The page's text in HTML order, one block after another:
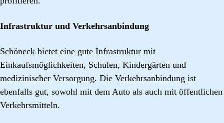
Infrastruktur und Verkehrsanbindung
Schöneck bietet eine gute Infrastruktur mit
Einkaufsmöglichkeiten, Schulen, Kindergärten und
medizinischer Versorgung. Die Verkehrsanbindung ist
ebenfalls gut, sowohl mit dem Auto als auch mit öffentlichen
Verkehrsmitteln.